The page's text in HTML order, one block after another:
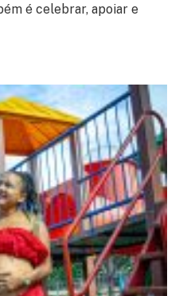
é celebrar, apoiar e